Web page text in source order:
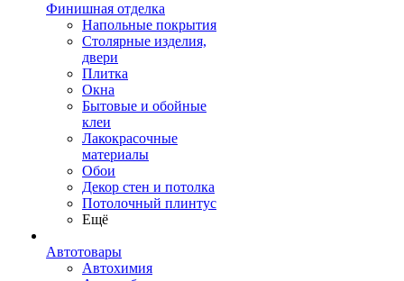
Финишная отделка
Напольные покрытия
Столярные изделия,
двери
Плитка
Окна
Бытовые и обойные
клеи
Лакокрасочные
материалы
Обои
Декор стен и потолка
Потолочный плинтус
Ещё
Автотовары
Автохимия